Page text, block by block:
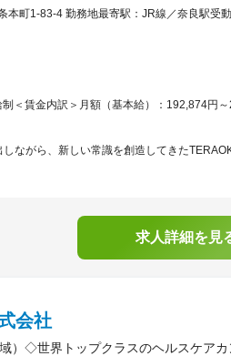
町1-83-4 勤務地最寄駅：JR線／奈良駅受動
＜賃金内訳＞月額（基本給）：192,874円～
ながら、新しい常識を創造してきた
求人詳細を見
会社
）◇世界トップクラスのヘルスケアカ